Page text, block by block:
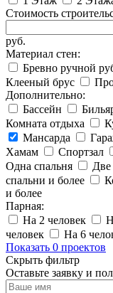
Стоимость
руб.
Материал стен:
Бревно ручной
Клееный брус
Дополнительно:
Бассейн
Комната отдыха
Мансарда
Хамам
Спортзал
Одна спальня
Две
спальни и более
и более
Парная:
На 2 человек
человек
На 6
Показать 0 проектов
Скрыть фильтр
Оставьте заявку и